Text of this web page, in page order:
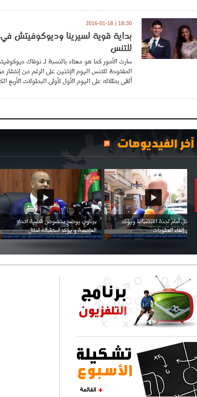
18:30 | 2016-01-18
بداية قوية لسيرينا وديوكوفيتش
للتنس
سارت الأمور كما هو معتاد بالنسبة لـ نوفاك
المفتوحة للتنس اليوم الإثنين على الرغم من
ألقى بظلاله على اليوم الأول لأولى البطولات الأربع
آخر الفيديوهات
كريستيانو كاد يصاب على مستوى كتفه
بسبب سيلفي
بن زيمة ... كرم كروي قابله
القائمة